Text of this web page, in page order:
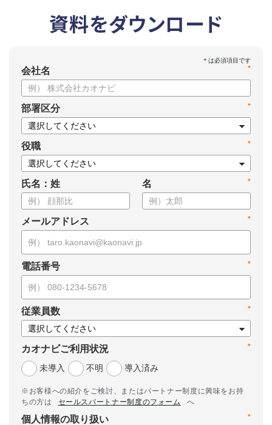
資料をダウンロード
*
会社名
*
部署区分
*
役職
氏名：姓 *
名
*
メールアドレス
*
電話番号
*
従業員数
*
カオナビご利用状況
未導入
不明 導入済み
※お客様への紹介をご検討、またはパートナー制度に興味をお持
ちの方は
セールスパートナー制度のフォーム
へ
*
個人情報の取り扱い